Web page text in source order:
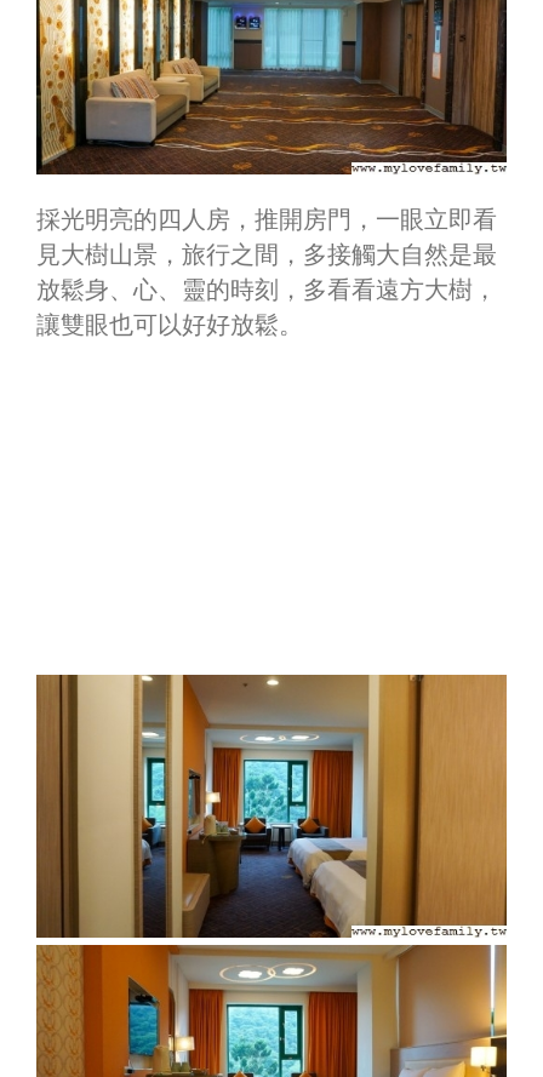
採光明亮的四人房，推開房門，一眼立即看
見大樹山景，旅行之間，多接觸大自然是最
放鬆身、心、靈的時刻，多看看遠方大樹，
讓雙眼也可以好好放鬆。